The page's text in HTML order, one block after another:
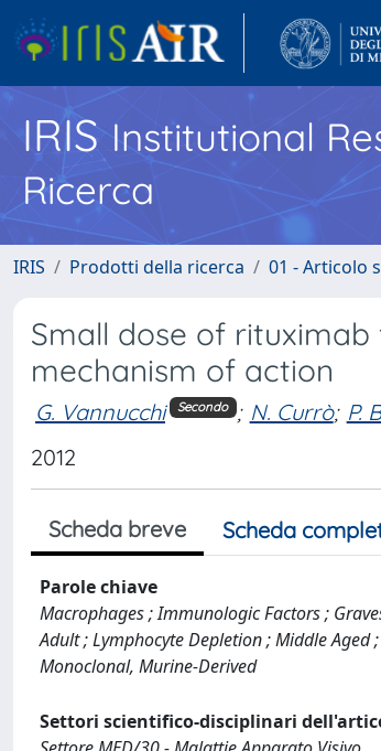
IRISInstitutional
Ricerca
IRIS Prodotti della ricerca 01 - Articolo
Small dose of
mechanism of action
G. Vannucchi Secondo ; N. Currò; P.
2012
Scheda breve Scheda
Parole chiave
Macrophages ; Immunologic Factors ;
Adult ; Lymphocyte Depletion ; Middle
Monoclonal, Murine-Derived
Settori scientifico-disciplinari